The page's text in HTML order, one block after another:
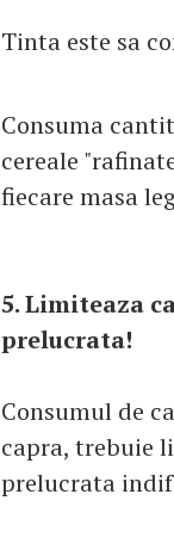
Tinta este sa
Consuma
cereale
fiecare masa
5. Limiteaza
prelucrata!
Consumul de
capra, trebuie
prelucrata